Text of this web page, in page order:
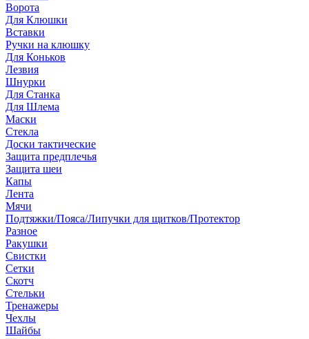
Ворота
Для Клюшки
Вставки
Ручки на клюшку
Для Коньков
Лезвия
Шнурки
Для Станка
Для Шлема
Маски
Стекла
Доски тактические
Защита предплечья
Защита шеи
Капы
Лента
Мячи
Подтяжки/Пояса/Липучки для щитков/Протектор
Разное
Ракушки
Свистки
Сетки
Скотч
Стельки
Тренажеры
Чехлы
Шайбы